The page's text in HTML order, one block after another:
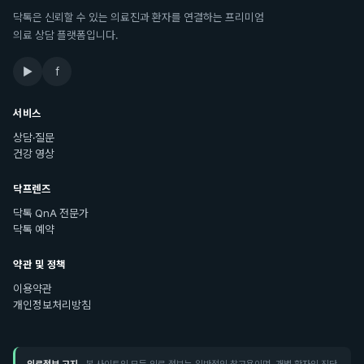
닥톡은 신뢰할 수 있는 의료진과 환자를 연결하는 프리미엄
의료 상담 플랫폼입니다.
▶ f
서비스
상담·질문
건강 영상
닥프렌즈
닥톡 QnA 전문가
닥톡 예약
약관 및 정책
이용약관
개인정보처리방침